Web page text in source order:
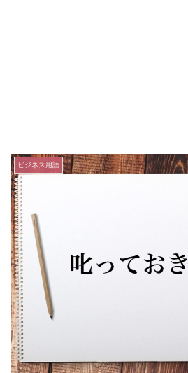
ビジネス用語